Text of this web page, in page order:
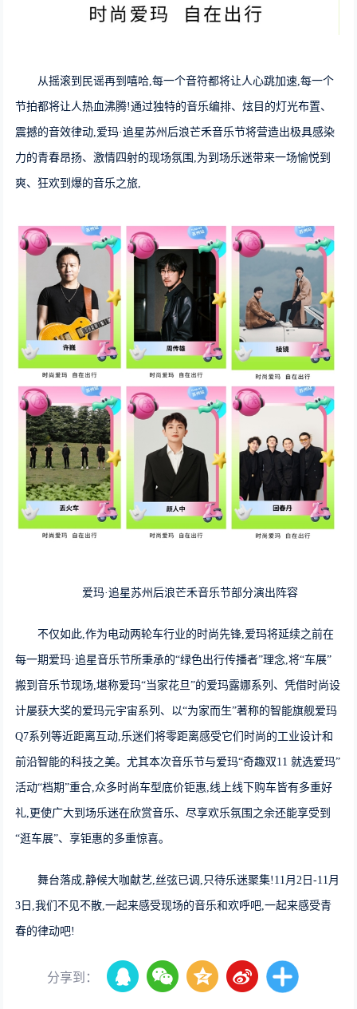
从摇滚到民谣再到嘻哈,每一个音符都将让人心跳加速,每一个
节拍都将让人热血沸腾!通过独特的音乐编排、炫目的灯光布置、
震撼的音效律动,爱玛·追星苏州后浪芒禾音乐节将营造出极具感染
力的青春昂扬、激情四射的现场氛围,为到场乐迷带来一场愉悦到
爽、狂欢到爆的音乐之旅,
爱玛·追星苏州后浪芒禾音乐节部分演出阵容
不仅如此,作为电动两轮车行业的时尚先锋,爱玛将延续之前在
每一期爱玛·追星音乐节所秉承的“绿色出行传播者”理念,将“车展”
搬到音乐节现场,堪称爱玛“当家花旦”的爱玛露娜系列、凭借时尚设
计屡获大奖的爱玛元宇宙系列、以“为家而生”著称的智能旗舰爱玛
Q7系列等近距离互动,乐迷们将零距离感受它们时尚的工业设计和
前沿智能的科技之美。尤其本次音乐节与爱玛“奇趣双11 就选爱玛”
活动“档期”重合,众多时尚车型底价钜惠,线上线下购车皆有多重好
礼,更使广大到场乐迷在欣赏音乐、尽享欢乐氛围之余还能享受到
“逛车展”、享钜惠的多重惊喜。
舞台落成,静候大咖献艺,丝弦已调,只待乐迷聚集!11月2日-11月
3日,我们不见不散,一起来感受现场的音乐和欢呼吧,一起来感受青
春的律动吧!
分享到：